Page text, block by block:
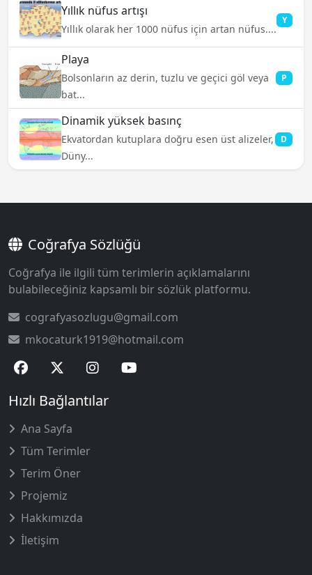
Yıllık nüfus artışı
Yıllık olarak her 1000 nüfus için artan nüfus....
Y
Playa
Bolsonların az derin, tuzlu ve geçici göl veya
bat...
P
Dinamik yüksek basınç
Ekvatordan kutuplara doğru esen üst alizeler,
Düny...
D
Coğrafya Sözlüğü
Coğrafya ile ilgili tüm terimlerin açıklamalarını
bulabileceğiniz kapsamlı bir sözlük platformu.
cografyasozlugu@gmail.com
mkocaturk1919@hotmail.com
Hızlı Bağlantılar
Ana Sayfa
Tüm Terimler
Terim Öner
Projemiz
Hakkımızda
İletişim